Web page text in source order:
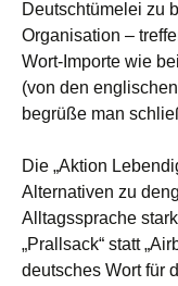
Deutschtümelei zu
Organisation –
Wort-Importe wie
(von den englischen
begrüße man
Die „Aktion
Alternativen zu
Alltagssprache
„Prallsack“ statt
deutsches Wort für